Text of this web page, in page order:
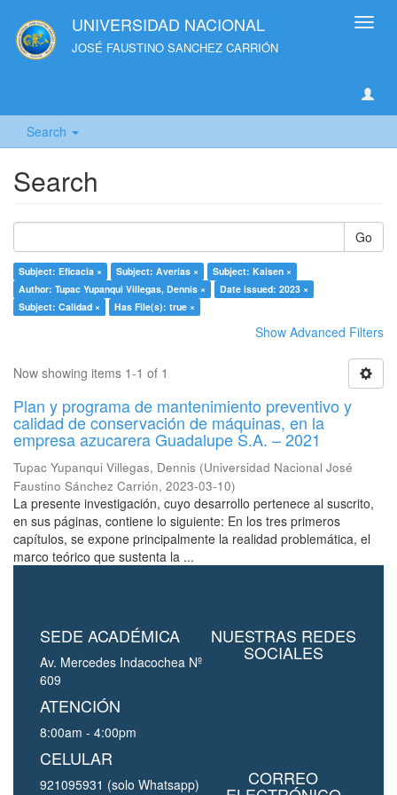
UNIVERSIDAD NACIONAL
JOSÉ FAUSTINO SANCHEZ CARRIÓN
Search
Search
Go
Subject: Eficacia × Subject: Averías ×
Subject: Kaisen ×
Author: Tupac Yupanqui Villegas, Dennis ×
Date issued: 2023 ×
Subject: Calidad ×
Has File(s): true ×
Show Advanced Filters
Now showing items 1-1 of 1
Plan y programa de mantenimiento preventivo y
calidad de conservación de máquinas, en la
empresa azucarera Guadalupe S.A. – 2021
Tupac Yupanqui Villegas, Dennis (Universidad Nacional José
Faustino Sánchez Carrión, 2023-03-10)
La presente investigación, cuyo desarrollo pertenece al suscrito,
en sus páginas, contiene lo siguiente: En los tres primeros
capítulos, se expone principalmente la realidad problemática, el
marco teórico que sustenta la ...
SEDE ACADÉMICA
Av. Mercedes Indacochea Nº
609
ATENCIÓN
8:00am - 4:00pm
CELULAR
921095931 (solo Whatsapp)
NUESTRAS REDES
SOCIALES
CORREO